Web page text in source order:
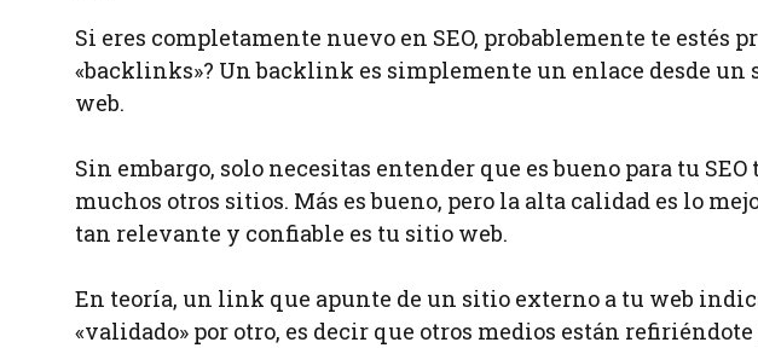
Si eres completamente nuevo en SEO, probablemente te estés
«backlinks»? Un backlink es simplemente un enlace desde
web.
Sin embargo, solo necesitas entender que es bueno para tu
muchos otros sitios. Más es bueno, pero la alta calidad es lo
tan relevante y confiable es tu sitio web.
En teoría, un link que apunte de un sitio externo a tu web
«validado» por otro, es decir que otros medios están